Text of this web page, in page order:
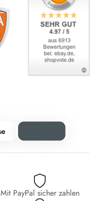
Mit PayPal sicher zahlen